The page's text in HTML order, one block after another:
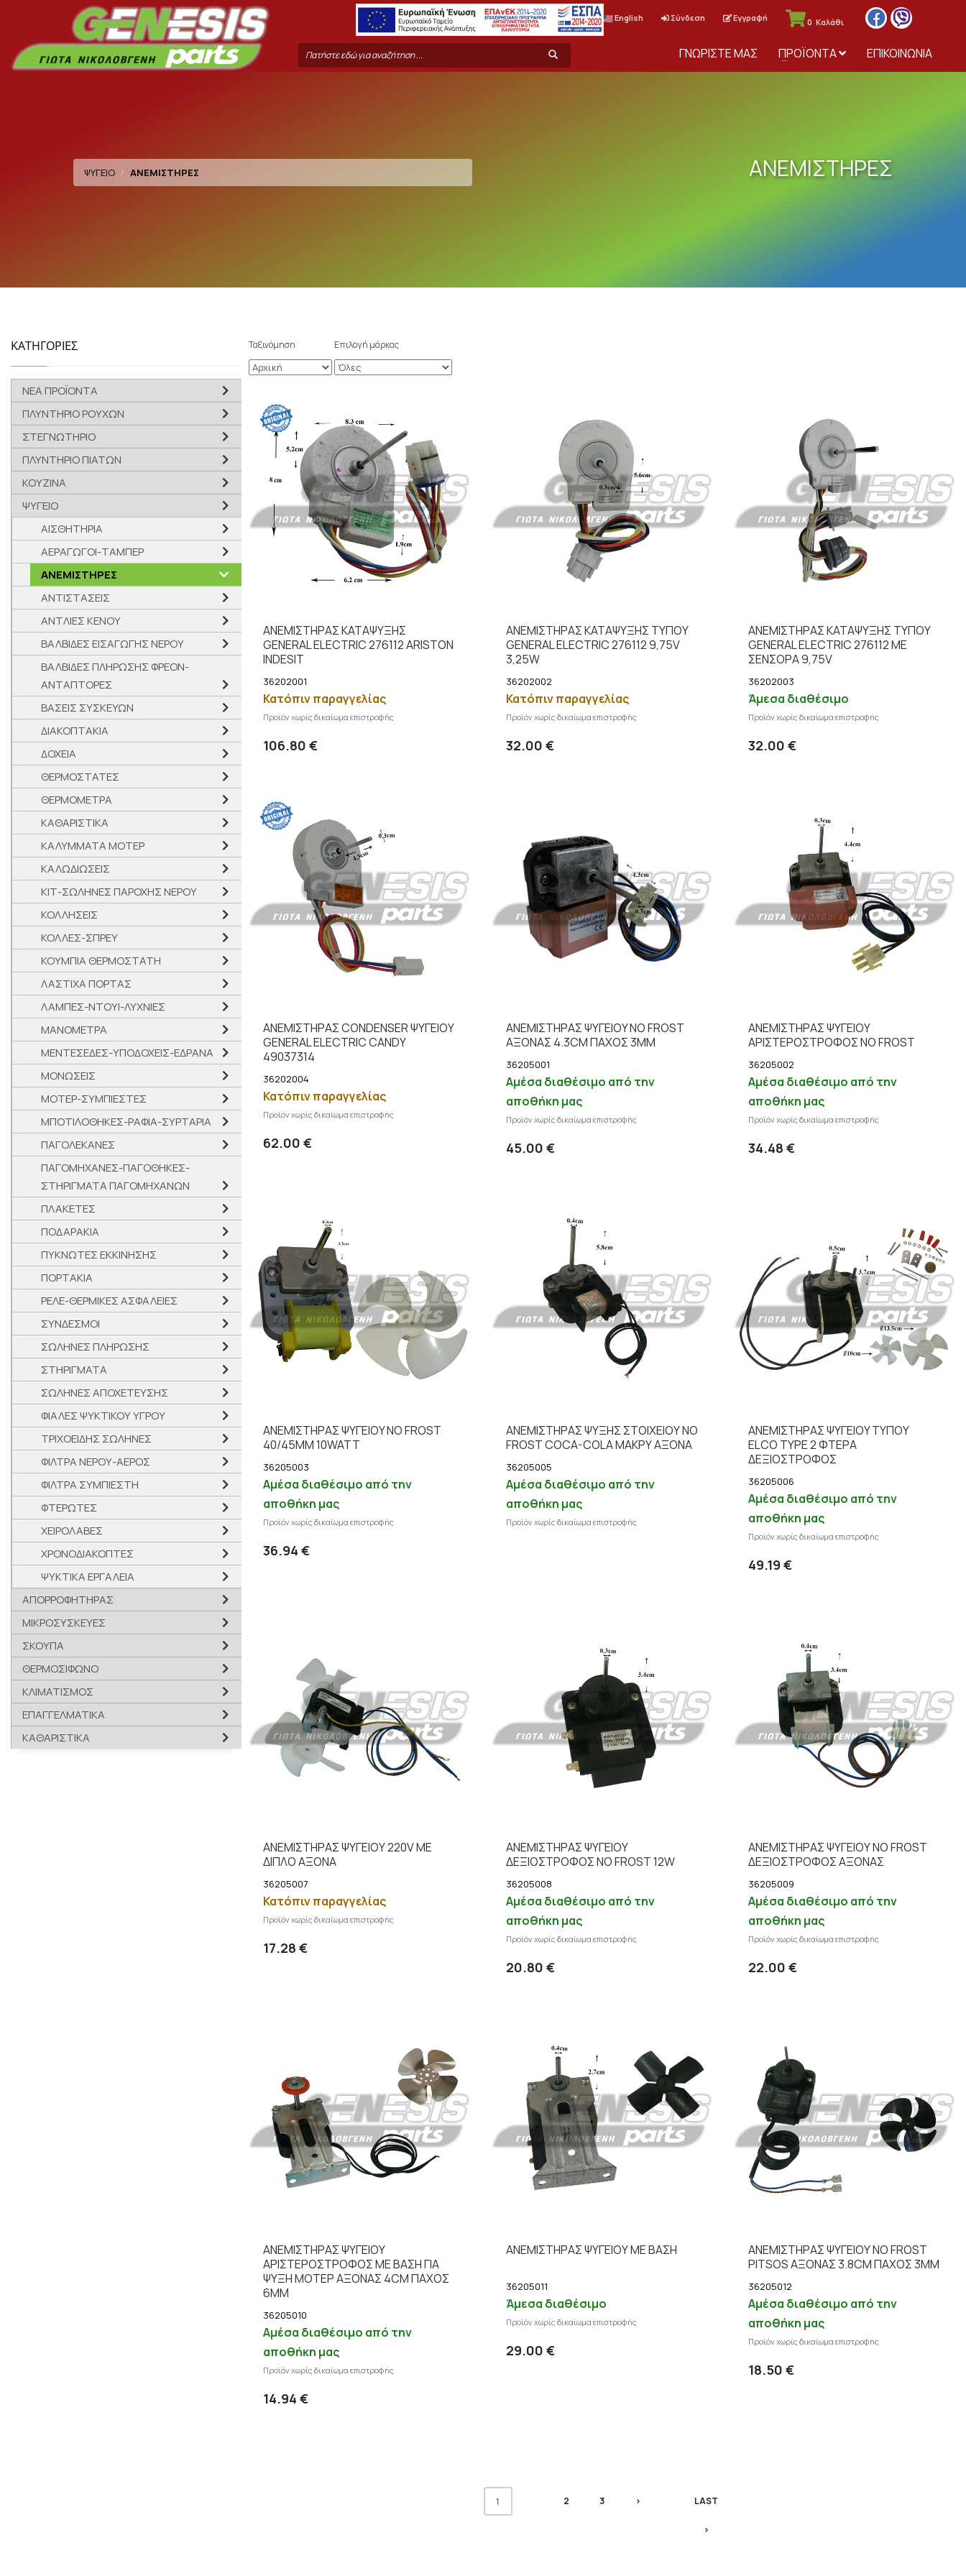
0 Καλάθι
English Σύνδεση Εγγραφή
Search
term
Search ΓΝΩΡΙΣΤΕ ΜΑΣ ΠΡΟΪΟΝΤΑ ΕΠΙΚΟΙΝΩΝΙΑ
ΨΥΓΕΙΟ ΑΝΕΜΙΣΤΗΡΕΣ ΑΝΕΜΙΣΤΗΡΕΣ
Ταξινόμηση Επιλογή μάρκας
ΑΝΕΜΙΣΤΗΡΑΣ ΚΑΤΑΨΥΞΗΣ
GENERAL ELECTRIC 276112 ARISTON
INDESIT
36202001
Κατόπιν παραγγελίας
Προϊόν χωρίς δικαίωμα επιστροφής
106.80 €
Προσθήκη στο καλάθι
ΑΝΕΜΙΣΤΗΡΑΣ ΚΑΤΑΨΥΞΗΣ ΤΥΠΟΥ
GENERAL ELECTRIC 276112 9,75V
3,25W
36202002
Κατόπιν παραγγελίας
Προϊόν χωρίς δικαίωμα επιστροφής
32.00 €
Προσθήκη στο καλάθι
ΑΝΕΜΙΣΤΗΡΑΣ ΚΑΤΑΨΥΞΗΣ TYΠΟΥ
GENΕRAL ELECTRIC 276112 ΜΕ
ΣΕΝΣΟΡΑ 9,75V
36202003
Άμεσα διαθέσιμο
Προϊόν χωρίς δικαίωμα επιστροφής
32.00 €
Προσθήκη στο καλάθι
ΑΝΕΜΙΣΤΗΡΑΣ CONDENSER ΨΥΓΕΙΟΥ
GENERAL ELECTRIC CANDY
49037314
36202004
Κατόπιν παραγγελίας
Προϊόν χωρίς δικαίωμα επιστροφής
62.00 €
Προσθήκη στο καλάθι
ΑΝΕΜΙΣΤΗΡAΣ ΨΥΓΕΙΟY NO FROST
ΑΞΟΝΑΣ 4.3CM ΠΑΧΟΣ 3MΜ
36205001
Αμέσα διαθέσιμο από την
αποθήκη μας
Προϊόν χωρίς δικαίωμα επιστροφής
45.00 €
Προσθήκη στο καλάθι
ΑΝΕΜΙΣΤΗΡAΣ ΨΥΓΕΙΟY
ΑΡΙΣΤΕΡΟΣΤΡΟΦΟΣ NO FROST
36205002
Αμέσα διαθέσιμο από την
αποθήκη μας
Προϊόν χωρίς δικαίωμα επιστροφής
34.48 €
Προσθήκη στο καλάθι
ΑΝΕΜΙΣΤΗΡAΣ ΨΥΓΕΙΟY ΝΟ FROST
40/45MM 10WATT
36205003
Αμέσα διαθέσιμο από την
αποθήκη μας
Προϊόν χωρίς δικαίωμα επιστροφής
36.94 €
Προσθήκη στο καλάθι
ΑΝΕΜΙΣΤΗΡAΣ ΨΥΞΗΣ ΣΤΟΙΧΕΙΟΥ ΝΟ
FROST COCA-COLA MAΚΡΥ ΑΞΟΝΑ
36205005
Αμέσα διαθέσιμο από την
αποθήκη μας
Προϊόν χωρίς δικαίωμα επιστροφής
ΑΝΕΜΙΣΤΗΡAΣ ΨΥΓΕΙΟY ΤΥΠΟΥ
ELCO TYPE 2 ΦΤΕΡΑ
ΔΕΞΙΟΣΤΡΟΦΟΣ
36205006
Αμέσα διαθέσιμο από την
αποθήκη μας
Προϊόν χωρίς δικαίωμα επιστροφής
49.19 €
Προσθήκη στο καλάθι
ΑΝΕΜΙΣΤΗΡΑΣ ΨΥΓΕΙΟΥ 220V ΜΕ
ΔΙΠΛΟ ΑΞΟΝΑ
36205007
Κατόπιν παραγγελίας
Προϊόν χωρίς δικαίωμα επιστροφής
17.28 €
Προσθήκη στο καλάθι
ΑΝΕΜΙΣΤΗΡΑΣ ΨΥΓΕΙΟΥ
ΔΕΞΙΟΣΤΡΟΦΟΣ NO FROST 12W
36205008
Αμέσα διαθέσιμο από την
αποθήκη μας
Προϊόν χωρίς δικαίωμα επιστροφής
20.80 €
Προσθήκη στο καλάθι
ΑΝΕΜΙΣΤΗΡΑΣ ΨΥΓΕΙΟΥ NO FROST
ΔΕΞΙΟΣΤΡΟΦΟΣ ΑΞΟΝΑΣ
36205009
Αμέσα διαθέσιμο από την
αποθήκη μας
Προϊόν χωρίς δικαίωμα επιστροφής
22.00 €
Προσθήκη στο καλάθι
ΑΝΕΜΙΣΤΗΡΑΣ ΨΥΓΕΙΟY
ΑΡΙΣΤΕΡΟΣΤΡΟΦΟΣ ΜΕ ΒΑΣΗ ΓΙΑ
ΨΥΞΗ ΜΟΤΕΡ ΑΞΟΝΑΣ 4CM ΠΑΧΟΣ
6ΜΜ
36205010
Αμέσα διαθέσιμο από την
αποθήκη μας
Προϊόν χωρίς δικαίωμα επιστροφής
14.94 €
Προσθήκη στο καλάθι
ΑΝΕΜΙΣΤΗΡΑΣ ΨΥΓΕΙΟΥ ΜΕ ΒΑΣΗ
36205011
Άμεσα διαθέσιμο
Προϊόν χωρίς δικαίωμα επιστροφής
29.00 €
Προσθήκη στο καλάθι
ΑΝΕΜΙΣΤΗΡΑΣ ΨΥΓΕΙΟΥ NO FROST
PITSOS ΑΞΟΝΑΣ 3.8CM ΠΑΧΟΣ 3ΜΜ
36205012
Αμέσα διαθέσιμο από την
αποθήκη μας
Προϊόν χωρίς δικαίωμα επιστροφής
18.50 €
Προσθήκη στο καλάθι
1 2 3 > LAST
›
ΚΑΤΗΓΟΡΙΕΣ
ΝΕΑ ΠΡΟΪΟΝΤΑ
ΠΛΥΝΤΗΡΙΟ ΡΟΥΧΩΝ
ΣΤΕΓΝΩΤΗΡΙΟ
ΠΛΥΝΤΗΡΙΟ ΠΙΑΤΩΝ
ΚΟΥΖΙΝΑ
ΨΥΓΕΙΟ
ΑΙΣΘΗΤΗΡΙΑ
ΑΕΡΑΓΩΓΟΙ-ΤΑΜΠΕΡ
ΑΝΕΜΙΣΤΗΡΕΣ
ΑΝΤΙΣΤΑΣΕΙΣ
ΑΝΤΛΙΕΣ ΚΕΝΟΥ
ΒΑΛΒΙΔΕΣ ΕΙΣΑΓΩΓΗΣ ΝΕΡΟΥ
ΒΑΛΒΙΔΕΣ ΠΛΗΡΩΣΗΣ ΦΡΕΟΝ-
ΑΝΤΑΠΤΟΡΕΣ
ΒΑΣΕΙΣ ΣΥΣΚΕΥΩΝ
ΔΙΑΚΟΠΤΑΚΙΑ
ΔΟΧΕΙΑ
ΘΕΡΜΟΣΤΑΤΕΣ
ΘΕΡΜΟΜΕΤΡΑ
ΚΑΘΑΡΙΣΤΙΚΑ
ΚΑΛΥΜΜΑΤΑ ΜΟΤΕΡ
ΚΑΛΩΔΙΩΣΕΙΣ
ΚΙΤ-ΣΩΛΗΝΕΣ ΠΑΡΟΧΗΣ ΝΕΡΟΥ
ΚΟΛΛΗΣΕΙΣ
ΚΟΛΛΕΣ-ΣΠΡΕΥ
ΚΟΥΜΠΙΑ ΘΕΡΜΟΣΤΑΤΗ
ΛΑΣΤΙΧΑ ΠΟΡΤΑΣ
ΛΑΜΠΕΣ-ΝΤΟΥΙ-ΛΥΧΝΙΕΣ
ΜΑΝΟΜΕΤΡΑ
ΜΕΝΤΕΣΕΔΕΣ-ΥΠΟΔΟΧΕΙΣ-ΕΔΡΑΝΑ
ΜΟΝΩΣΕΙΣ
ΜΟΤΕΡ-ΣΥΜΠΙΕΣΤΕΣ
ΜΠΟΤΙΛΟΘΗΚΕΣ-ΡΑΦΙΑ-ΣΥΡΤΑΡΙΑ
ΠΑΓΟΛΕΚΑΝΕΣ
ΠΑΓΟΜΗΧΑΝΕΣ-ΠΑΓΟΘΗΚΕΣ-
ΣΤΗΡΙΓΜΑΤΑ ΠΑΓΟΜΗΧΑΝΩΝ
ΠΛΑΚΕΤΕΣ
ΠΟΔΑΡΑΚΙΑ
ΠΥΚΝΩΤΕΣ ΕΚΚΙΝΗΣΗΣ
ΠΟΡΤΑΚΙΑ
ΡΕΛΕ-ΘΕΡΜΙΚΕΣ ΑΣΦΑΛΕΙΕΣ
ΣΥΝΔΕΣΜΟΙ
ΣΩΛΗΝΕΣ ΠΛΗΡΩΣΗΣ
ΣΤΗΡΙΓΜΑΤΑ
ΣΩΛΗΝΕΣ ΑΠΟΧΕΤΕΥΣΗΣ
ΦΙΑΛΕΣ ΨΥΚΤΙΚΟΥ ΥΓΡΟΥ
ΤΡΙΧΟΕΙΔΗΣ ΣΩΛΗΝΕΣ
ΦΙΛΤΡΑ ΝΕΡΟΥ-ΑΕΡΟΣ
ΦΙΛΤΡΑ ΣΥΜΠΙΕΣΤΗ
ΦΤΕΡΩΤΕΣ
ΧΕΙΡΟΛΑΒΕΣ
ΧΡΟΝΟΔΙΑΚΟΠΤΕΣ
ΨΥΚΤΙΚΑ ΕΡΓΑΛΕΙΑ
ΑΠΟΡΡΟΦΗΤΗΡΑΣ
ΜΙΚΡΟΣΥΣΚΕΥΕΣ
ΣΚΟΥΠΑ
ΘΕΡΜΟΣΙΦΩΝΟ
ΚΛΙΜΑΤΙΣΜΟΣ
ΕΠΑΓΓΕΛΜΑΤΙΚΑ
ΚΑΘΑΡΙΣΤΙΚΑ